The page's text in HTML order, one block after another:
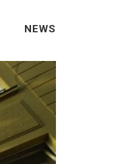
NEWS